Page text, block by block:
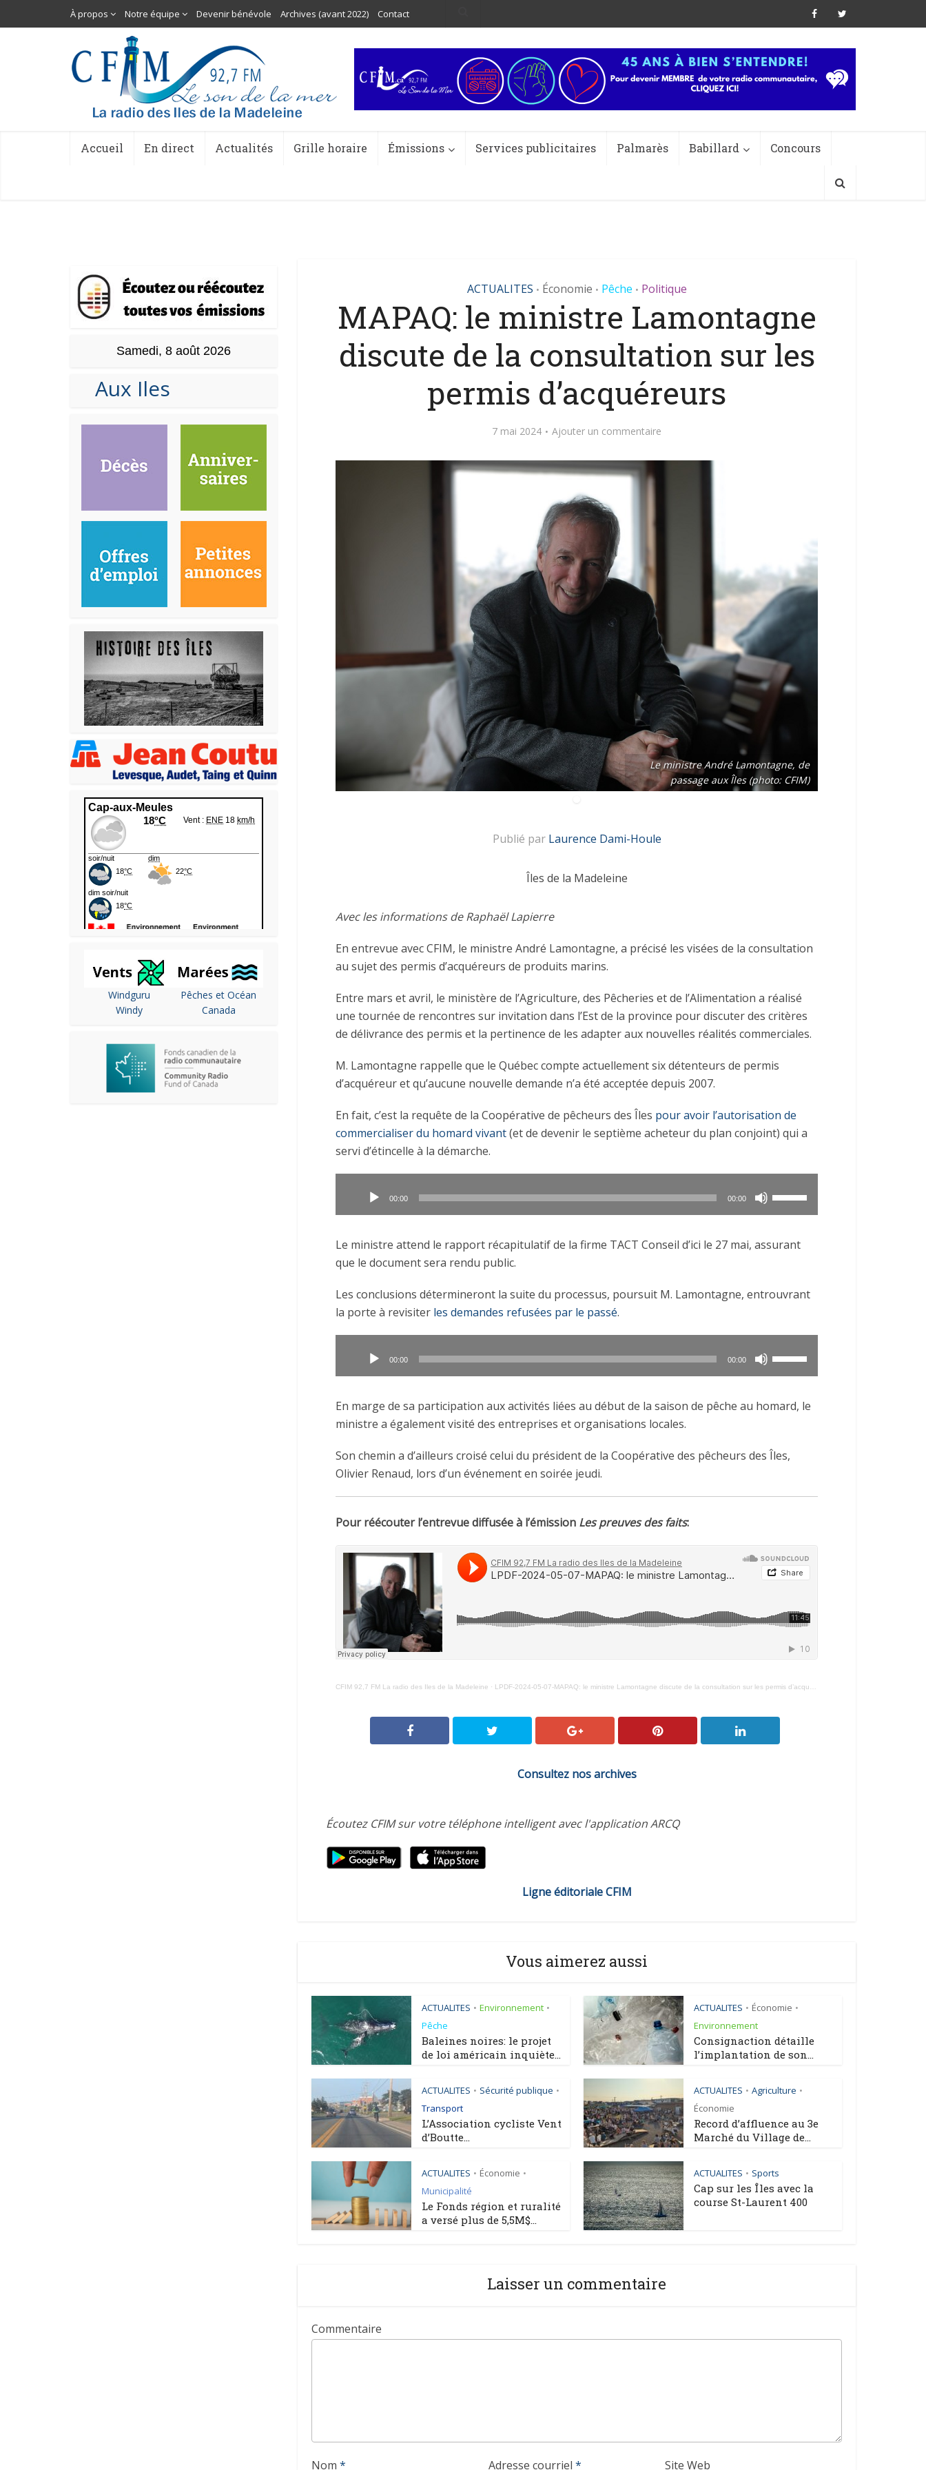
À propos Notre équipe Devenir bénévole Archives (avant 2022) Contact
Accueil En direct Actualités Grille horaire Émissions Services publicitaires Palmarès Babillard Concours
Samedi, 8 août 2026
Aux Iles
Windguru
Windy
Pêches et Océan
Canada
ACTUALITES • Économie • Pêche • Politique
MAPAQ: le ministre Lamontagne
discute de la consultation sur les
permis d’acquéreurs
7 mai 2024 Ajouter un commentaire
Le ministre André Lamontagne, de
passage aux Îles (photo: CFIM)
Publié par Laurence Dami-Houle
Îles de la Madeleine
Avec les informations de Raphaël Lapierre
En entrevue avec CFIM, le ministre André Lamontagne, a précisé les visées de la consultation
au sujet des permis d’acquéreurs de produits marins.
Entre mars et avril, le ministère de l’Agriculture, des Pêcheries et de l’Alimentation a réalisé
une tournée de rencontres sur invitation dans l’Est de la province pour discuter des critères
de délivrance des permis et la pertinence de les adapter aux nouvelles réalités commerciales.
M. Lamontagne rappelle que le Québec compte actuellement six détenteurs de permis
d’acquéreur et qu’aucune nouvelle demande n’a été acceptée depuis 2007.
En fait, c’est la requête de la Coopérative de pêcheurs des Îles pour avoir l’autorisation de
commercialiser du homard vivant(et de devenir le septième acheteur du plan conjoint) qui a
servi d’étincelle à la démarche.
00:00 00:00
haut/bas
ou
le
Le ministre attend le rapport récapitulatif de la firme TACT Conseil d’ici le 27 mai, assurant
que le document sera rendu public.
Les conclusions détermineront la suite du processus, poursuit M. Lamontagne, entrouvrant
la porte à revisiter les demandes refusées par le passé.
00:00 00:00
haut/bas
ou
le
En marge de sa participation aux activités liées au début de la saison de pêche au homard, le
ministre a également visité des entreprises et organisations locales.
Son chemin a d’ailleurs croisé celui du président de la Coopérative des pêcheurs des Îles,
Olivier Renaud, lors d’un événement en soirée jeudi.
Pour réécouter l’entrevue diffusée à l’émission Les preuves des faits:
CFIM 92,7 FM La radio des Iles de la Madeleine · LPDF-2024-05-07-MAPAQ: le ministre Lamontagne discute de la consultation sur les permis d’acquéreurs
Consultez nos archives
Écoutez CFIM sur votre téléphone intelligent avec l'application ARCQ
Ligne éditoriale CFIM
Vous aimerez aussi
ACTUALITES • Environnement •
Pêche
Baleines noires: le projet
de loi américain inquiète...
ACTUALITES • Économie •
Environnement
Consignaction détaille
l’implantation de son...
ACTUALITES • Sécurité publique •
Transport
L’Association cycliste Vent
d’Boutte...
ACTUALITES • Agriculture •
Économie
Record d’affluence au 3e
Marché du Village de...
ACTUALITES • Économie •
Municipalité
Le Fonds région et ruralité
a versé plus de 5,5M$...
ACTUALITES • Sports
Cap sur les Îles avec la
course St-Laurent 400
Laisser un commentaire
Commentaire
Nom * Adresse courriel * Site Web